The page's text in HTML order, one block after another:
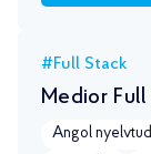
#Full Stack
Medior
Angol